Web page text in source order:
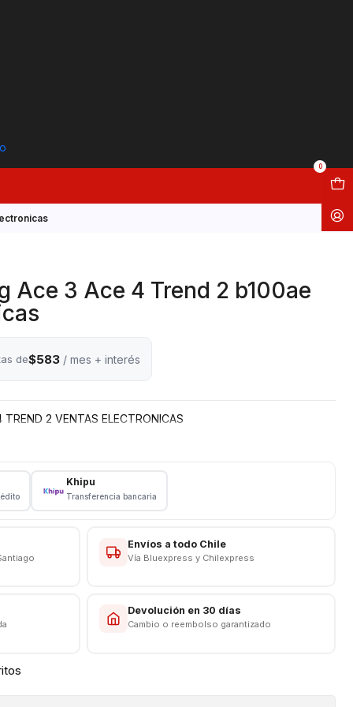
0
Ace 3 Ace 4 Trend 2 b100ae
de$583/ mes + interés
2 VENTAS ELECTRONICAS
Khipu
Transferencia bancaria
Envíos a todo Chile
Vía Bluexpress y Chilexpress
Devolución en 30 días
Cambio o reembolso garantizado